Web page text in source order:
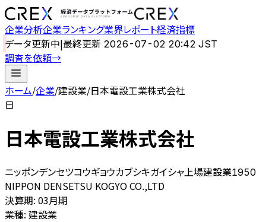
企業分析企業ランキング業界レポート経済指標
データ更新中|最終更新 2026-07-02 20:42 JST
調査を依頼→
ホーム/企業/建設業/日本電設工業株式会社
日
日本電設工業株式会社
ニッポンデンセツコウギョウカブシキガイシャ 上場建設業1950
NIPPON DENSETSU KOGYO CO.,LTD
決算期: 03月期
業種: 建設業